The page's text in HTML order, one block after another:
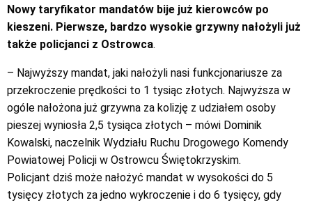
Nowy taryfikator mandatów bije już kierowców po
kieszeni. Pierwsze, bardzo wysokie grzywny nałożyli już
także policjanci z Ostrowca.
– Najwyższy mandat, jaki nałożyli nasi funkcjonariusze za
przekroczenie prędkości to 1 tysiąc złotych. Najwyższa w
ogóle nałożona już grzywna za kolizję z udziałem osoby
pieszej wyniosła 2,5 tysiąca złotych – mówi Dominik
Kowalski, naczelnik Wydziału Ruchu Drogowego Komendy
Powiatowej Policji w Ostrowcu Świętokrzyskim.
Policjant dziś może nałożyć mandat w wysokości do 5
tysięcy złotych za jedno wykroczenie i do 6 tysięcy, gdy